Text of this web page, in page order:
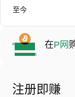
至今
在P网
注册即赚